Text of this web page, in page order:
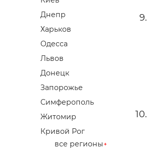
Днепр
Харьков
Одесса
Львов
Донецк
Запорожье
Симферополь
Житомир
Кривой Рог
все регионы